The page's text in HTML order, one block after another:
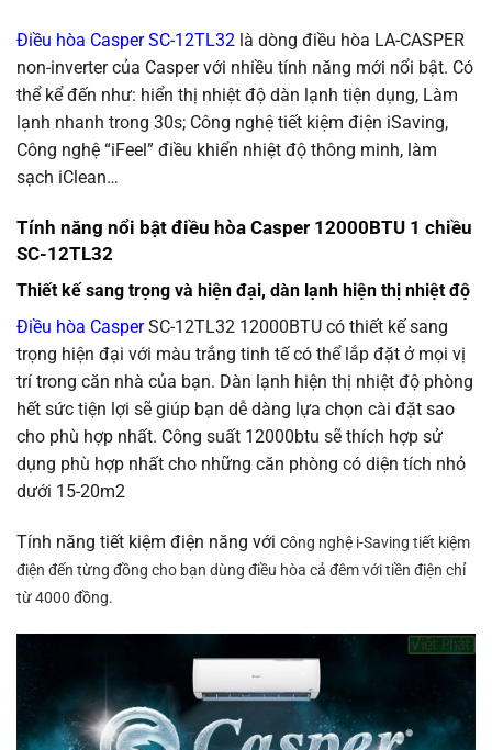
Điều hòa Casper SC-12TL32 là dòng điều hòa LA-CASPER
non-inverter của Casper với nhiều tính năng mới nổi bật. Có
thể kể đến như: hiển thị nhiệt độ dàn lạnh tiện dụng, Làm
lạnh nhanh trong 30s; Công nghệ tiết kiệm điện iSaving,
Công nghệ “iFeel” điều khiển nhiệt độ thông minh, làm
sạch iClean…
Tính năng nổi bật điều hòa Casper 12000BTU 1 chiều
SC-12TL32
Thiết kế sang trọng và hiện đại, dàn lạnh hiện thị nhiệt độ
Điều hòa CasperSC-12TL32 12000BTU có thiết kế sang
trọng hiện đại với màu trắng tinh tế có thể lắp đặt ở mọi vị
trí trong căn nhà của bạn. Dàn lạnh hiện thị nhiệt độ phòng
hết sức tiện lợi sẽ giúp bạn dễ dàng lựa chọn cài đặt sao
cho phù hợp nhất. Công suất 12000btu sẽ thích hợp sử
dụng phù hợp nhất cho những căn phòng có diện tích nhỏ
dưới 15-20m2
Tính năng tiết kiệm điện năng với công nghệ i-Saving tiết kiệm
điện đến từng đồng cho bạn dùng điều hòa cả đêm với tiền điện chỉ
từ 4000 đồng.